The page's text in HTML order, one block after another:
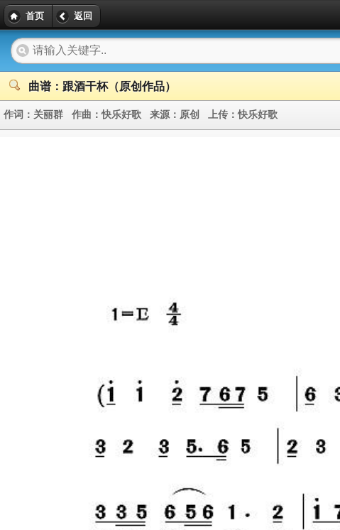
首页 返回
曲谱：跟酒干杯（原创作品）
作词： 关丽群 作曲：快乐好歌 来源： 原创 上传：快乐好歌